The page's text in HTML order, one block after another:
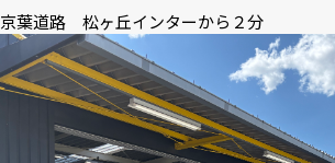
京葉道路 松ヶ丘インターから２分